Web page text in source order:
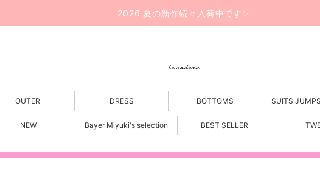
2026 夏の新作続々入荷中です✨
le cadeau
OUTER DRESS BOTTOMS SUITS
NEW Bayer Miyuki's selection BEST SELLER